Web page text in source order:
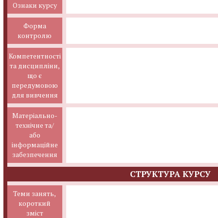
Ознаки курсу
Форма
контролю
Компетентності
та дисципліни,
що є
передумовою
для вивчення
Матеріально-
технічне та/
або
інформаційне
забезпечення
СТРУКТУРА КУРСУ
Теми занять,
короткий
зміст